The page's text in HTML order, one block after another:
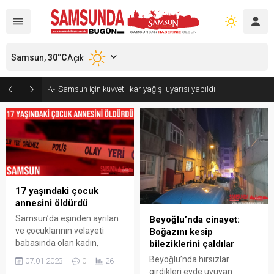
Samsun için kuvvetli kar yağışı uyarısı yapıldı
Samsun,30°CAçık
17 yaşındaki çocuk
annesini öldürdü
Samsun’da eşinden ayrılan
ve çocuklarının velayeti
babasında olan kadın,
çocuğunu görmeye gittiği
07.01.2023 0 26
Beyoğlu’nda cinayet:
Boğazını kesip
bileziklerini çaldılar
Beyoğlu’nda hırsızlar
girdikleri evde uyuyan